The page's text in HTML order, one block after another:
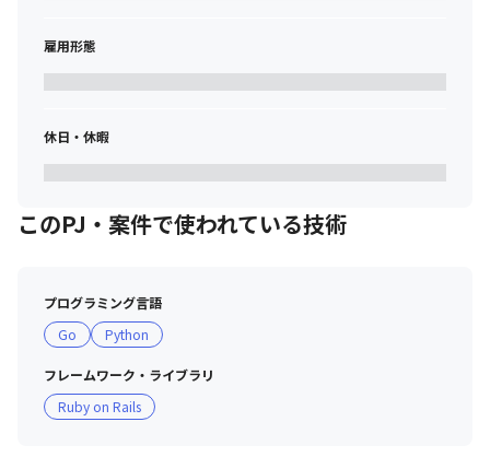
・上場してもなお統合型を目指して進化し続けるfreeeでは、より
広い範囲においてユーザーのペインを解決すべく、常に新たなチ
ャレンジができる環境があります
プ的にチャレンジできる稀有な環境である一方で、既存の会計や
人事労務といったコアプロダクトに並ぶ、第3の事業の柱となるこ
・今までバックオフィス業務を中心に価値を届けてきたfreeeが、
フロントオフィス業務へとプロダクトを拡張することであるべき
・このポジションでは、日本のSaaS業界でトップランナーとして
走り続けるfreeeのレバレッジを活用しながら、急成長中で将来の
根幹となる事業を支えるプロダクトを1→10、10→100フェーズか
ら作り上げる貴重な経験が得られます
雇用形態
休日・休暇
このPJ・案件で使われている技術
プログラミング言語
Go
Python
フレームワーク・ライブラリ
Ruby on Rails